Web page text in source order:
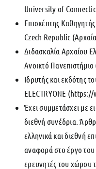
University of
Επισκέπτης
Czech Republic
Διδασκαλία Αρχαίου
Ανοικτό Πανεπιστήμιο
Ιδρυτής και εκδότης
ELECTRYONE
Έχει συμμετάσχει με
διεθνή συνέδρια.
ελληνικά και διεθνή
αναφορά στο έργο του
ερευνητές του χώρου